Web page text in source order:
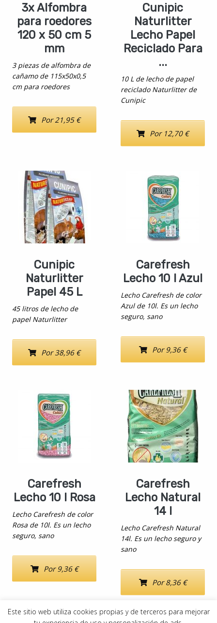
3x Alfombra
para roedores
120 x 50 cm 5
mm
3 piezas de alfombra de
cañamo de 115x50x0,5
cm para roedores
Por 21,95 €
Cunipic
Naturlitter
Lecho Papel
Reciclado Para
...
10 L de lecho de papel
reciclado Naturlitter de
Cunipic
Por 12,70 €
Cunipic
Naturlitter
Papel 45 L
45 litros de lecho de
papel Naturlitter
Por 38,96 €
Carefresh
Lecho 10 l Azul
Lecho Carefresh de color
Azul de 10l. Es un lecho
seguro, sano
Por 9,36 €
Carefresh
Lecho 10 l Rosa
Lecho Carefresh de color
Rosa de 10l. Es un lecho
seguro, sano
Por 9,36 €
Carefresh
Lecho Natural
14 l
Lecho Carefresh Natural
14l. Es un lecho seguro y
sano
Por 8,36 €
Este sitio web utiliza cookies propias y de terceros para mejorar